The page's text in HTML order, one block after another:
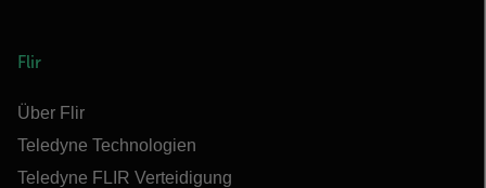
Flir
Über Flir
Teledyne Technologien
Teledyne FLIR Verteidigung